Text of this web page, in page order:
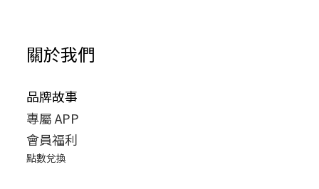
關於我們
品牌故事
專屬 APP
會員福利
點數兌換